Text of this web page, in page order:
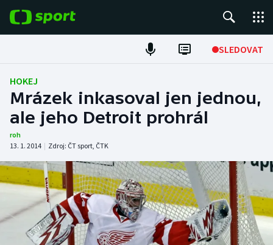
SLEDOVAT
Fotbal
Hokej
Atletika
Cyklistika
DALŠÍ SPORTY
HOKEJ
Mrázek inkasoval jen jednou,
ale jeho Detroit prohrál
roh
13. 1. 2014 | Zdroj: ČT sport, ČTK